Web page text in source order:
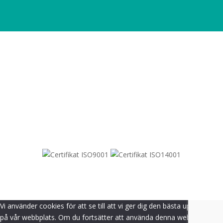
Vi använder cookies för att se till att vi ger dig den bästa upplevelsen
på vår webbplats. Om du fortsätter att använda denna webbplats